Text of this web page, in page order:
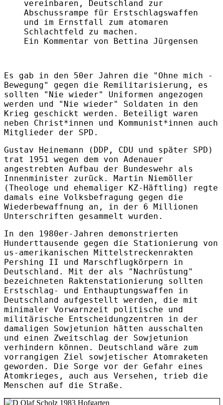
vereinbaren, Deutschland zur
Abschussrampe für Erstschlagswaffen
und im Ernstfall zum atomaren
Schlachtfeld zu machen.
Ein Kommentar von Bettina Jürgensen
Es gab in den 50er Jahren die "Ohne mich -
Bewegung" gegen die Remilitarisierung, es
sollten "Nie wieder" Uniformen angezogen
werden und "Nie wieder" Soldaten in den
Krieg geschickt werden. Beteiligt waren
neben Christ*innen und Kommunist*innen auch
Mitglieder der SPD.
Gustav Heinemann (DDP, CDU und später SPD)
trat 1951 wegen dem von Adenauer
angestrebten Aufbau der Bundeswehr als
Innenminister zurück. Martin Niemöller
(Theologe und ehemaliger KZ-Häftling) regte
damals eine Volksbefragung gegen die
Wiederbewaffnung an, in der 6 Millionen
Unterschriften gesammelt wurden.
In den 1980er-Jahren demonstrierten
Hunderttausende gegen die Stationierung von
us-amerikanischen Mittelstreckenrakten
Pershing II und Marschflugkörpern in
Deutschland. Mit der als "Nachrüstung"
bezeichneten Raktenstationierung sollten
Erstschlag- und Enthauptungswaffen in
Deutschland aufgestellt werden, die mit
minimaler Vorwarnzeit politische und
militärische Entscheidungzentren in der
damaligen Sowjetunion hätten ausschalten
und einen Zweitschlag der Sowjetunion
verhindern können. Deutschland wäre zum
vorrangigen Ziel sowjetischer Atomraketen
geworden. Die Sorge vor der Gefahr eines
Atomkrieges, auch aus Versehen, trieb die
Menschen auf die Straße.